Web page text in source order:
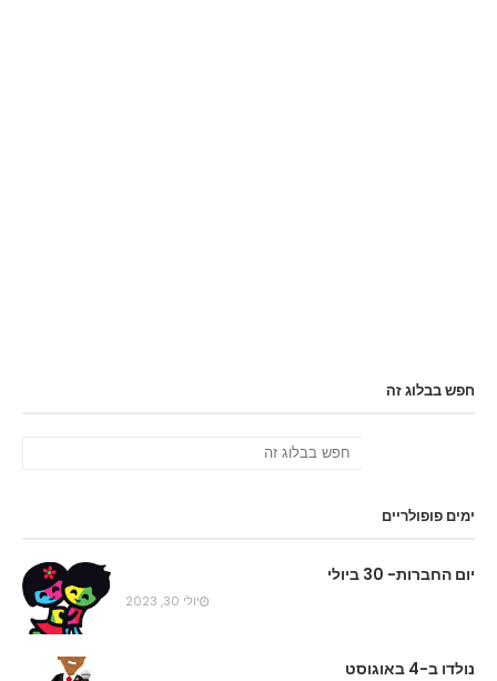
חפש בבלוג זה
ימים פופולריים
יום החברות- 30 ביולי
יולי 30, 2023
נולדו ב-4 באוגוסט